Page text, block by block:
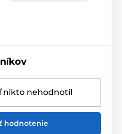
nikto nehodnotil
hodnotenie